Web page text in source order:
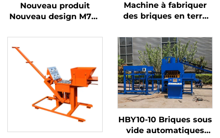
Nouveau produit
Nouveau design M7MI
les briques en argile et
terre à emboîtement
Nouveauté en vente
en 2025 au Kenya
Machine à fabriquer
des briques en terre
entièrement
automatique Hby4-10
HBY10-10 Briques sous
vide automatiques